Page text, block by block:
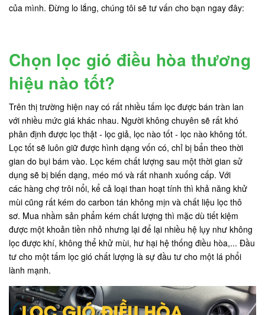
của mình. Đừng lo lắng, chúng tôi sẽ tư vấn cho bạn ngay đây:
Chọn lọc gió điều hòa thương
hiệu nào tốt?
Trên thị trường hiện nay có rất nhiều tấm lọc được bán tràn lan
với nhiều mức giá khác nhau. Người không chuyên sẽ rất khó
phân định được lọc thật - lọc giả, lọc nào tốt - lọc nào không tốt.
Lọc tốt sẽ luôn giữ được hình dạng vốn có, chỉ bị bẩn theo thời
gian do bụi bám vào. Lọc kém chất lượng sau một thời gian sử
dụng sẽ bị biến dạng, méo mó và rất nhanh xuống cấp. Với
các hàng chợ trôi nổi, kể cả loại than hoạt tính thì khả năng khử
mùi cũng rất kém do carbon tán không mịn và chất liệu lọc thô
sơ. Mua nhầm sản phẩm kém chất lượng thì mặc dù tiết kiệm
được một khoản tiền nhỏ nhưng lại để lại nhiều hệ lụy như không
lọc được khí, không thể khử mùi, hư hại hệ thống điều hòa,... Đầu
tư cho một tấm lọc gió chất lượng là sự đầu tư cho một lá phổi
lành mạnh.